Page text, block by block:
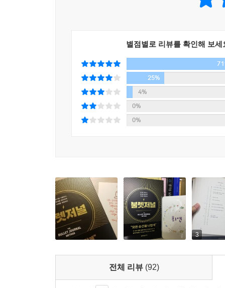
적이 있다면, 그 목록들이 얼마나 빨리 통제 불능
2. 경험(이벤트Events)
3. 기억하고 싶은 정보(메모Notes)
- 100쪽, 불렛
데일리 로그(Daily Log)는 불렛저널의 일꾼이다.
리 로그가 꼭 필요하다. 그래야 아주 적은 노력을
데일리 로그를 시작하기 위해 해야 할 일은 날짜
먼슬리 로그를 통해 우리는 다음 달로 뛰어들기
다. 불렛저널이 인생담을 담은 하나의 책이라면,
한 이정표다. 먼슬리 로그를 작성하면서 우리는
며 집중력을 유지할 수 있다.
되고, 월 이름을 양면 두 페이지에 모두 추가할 것
- 130쪽, 먼슬리 로그
별점별로 리뷰를 확인해 보세
25%
4%
0%
0%
3
전체 리뷰 (92)